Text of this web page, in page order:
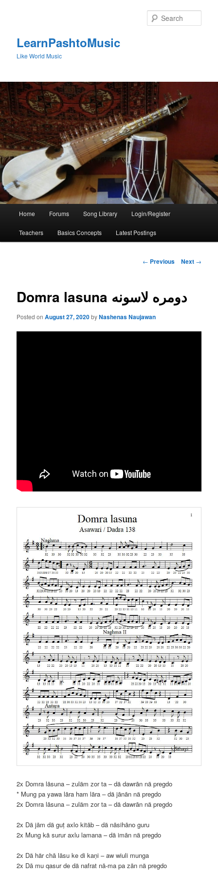
LearnPashtoMusic
Like World Music
Home Forums Song Library Login/Register
Teachers Basics Concepts Latest Postings
Post
← Previous Next →
Domra lasuna دومره لاسونه
Posted onAugust 27, 2020byNashenas Naujawan
2x Domra lāsuna – zuläm zor ta – dä dawrān nä pregdo
* Mung pa yawa lāra ham lāra – dä jānān nä pregdo
2x Domra lāsuna – zuläm zor ta – dä dawrān nä pregdo
2x Dä jām dä guṭ axlo kitāb – dä nāsihāno guru
2x Mung kä surur axlu lamana – dä imān nä pregdo
2x Dä här chā lāsu ke di kaṇi – aw wiuli munga
2x Dā mu qasur de dä nafrat nā-ma pa zān nä pregdo